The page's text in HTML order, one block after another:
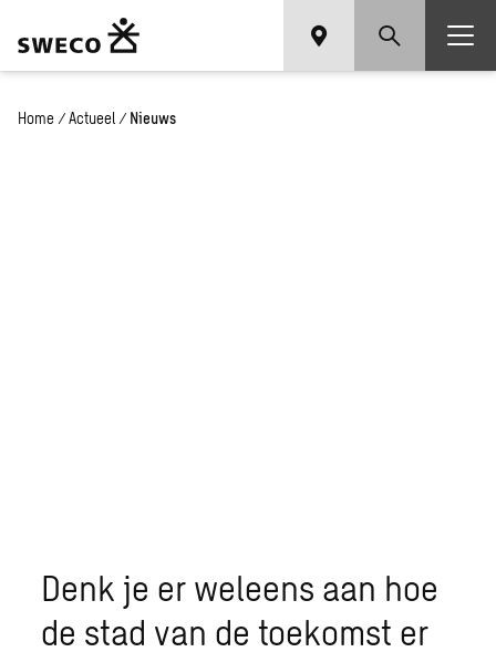
Home / Actueel / Nieuws
Denk je er weleens aan hoe
de stad van de toekomst er